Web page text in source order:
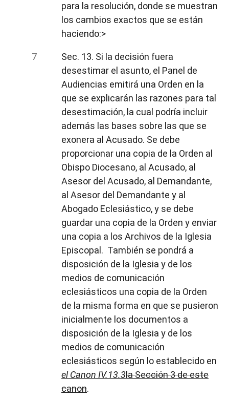
para la resolución, donde se muestran
los cambios exactos que se están
haciendo:>
Sec. 13. Si la decisión fuera
desestimar el asunto, el Panel de
Audiencias emitirá una Orden en la
que se explicarán las razones para tal
desestimación, la cual podría incluir
además las bases sobre las que se
exonera al Acusado. Se debe
proporcionar una copia de la Orden al
Obispo Diocesano, al Acusado, al
Asesor del Acusado, al Demandante,
al Asesor del Demandante y al
Abogado Eclesiástico, y se debe
guardar una copia de la Orden y enviar
una copia a los Archivos de la Iglesia
Episcopal. También se pondrá a
disposición de la Iglesia y de los
medios de comunicación
eclesiásticos una copia de la Orden
de la misma forma en que se pusieron
inicialmente los documentos a
disposición de la Iglesia y de los
medios de comunicación
eclesiásticos según lo establecido en
el Canon IV.13.3la Sección 3 de este
canon.